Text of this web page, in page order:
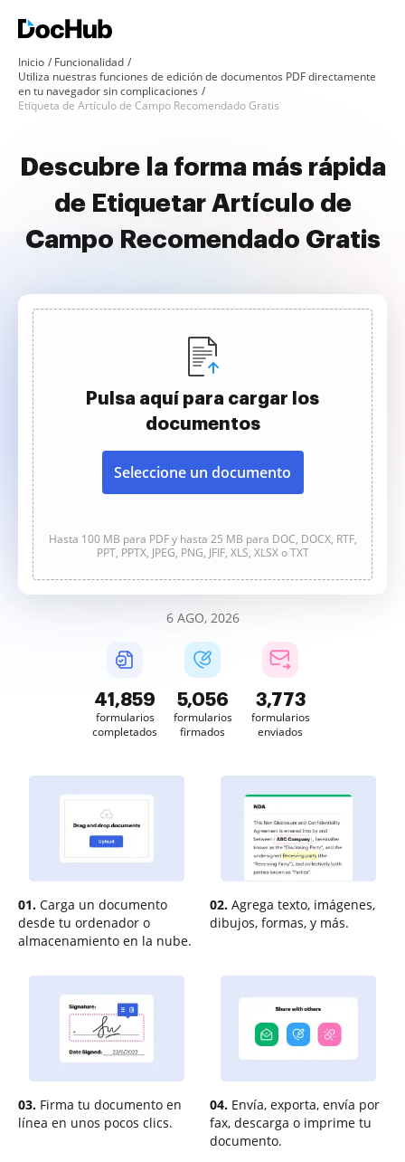
Inicio
Funcionalidad
Utiliza nuestras funciones de edición de documentos PDF directamente
en tu navegador sin complicaciones
Etiqueta de Artículo de Campo Recomendado Gratis
Descubre la forma más rápida
de Etiquetar Artículo de
Campo Recomendado Gratis
Pulsa aquí para cargar los
documentos
Seleccione un documento
Hasta 100 MB para PDF y hasta 25 MB para DOC, DOCX, RTF,
PPT, PPTX, JPEG, PNG, JFIF, XLS, XLSX o TXT
6 AGO, 2026
41,860
formularios
completados
5,056
formularios
firmados
3,773
formularios
enviados
01. Carga un documento
desde tu ordenador o
almacenamiento en la nube.
02. Agrega texto, imágenes,
dibujos, formas, y más.
03. Firma tu documento en
línea en unos pocos clics.
04. Envía, exporta, envía por
fax, descarga o imprime tu
documento.